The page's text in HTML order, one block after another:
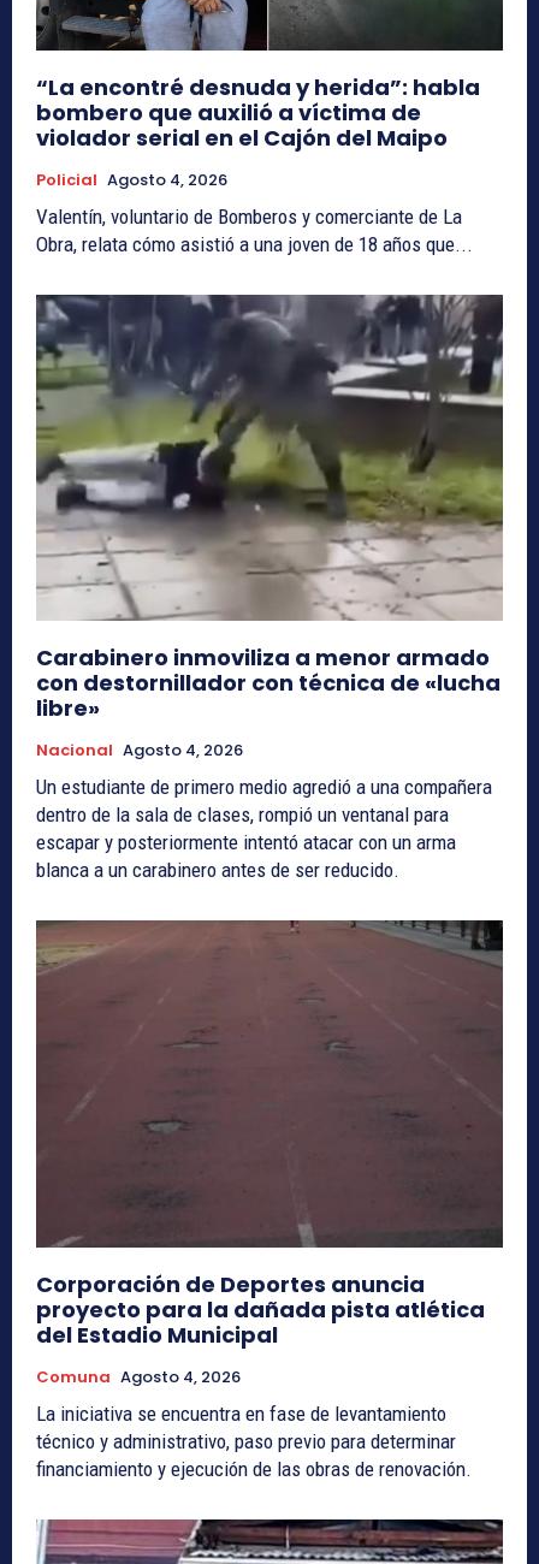
“La encontré desnuda y herida”: habla
bombero que auxilió a víctima de
violador serial en el Cajón del Maipo
Policial Agosto 4, 2026
Valentín, voluntario de Bomberos y comerciante de La
Obra, relata cómo asistió a una joven de 18 años que...
Carabinero inmoviliza a menor armado
con destornillador con técnica de «lucha
libre»
Nacional Agosto 4, 2026
Un estudiante de primero medio agredió a una compañera
dentro de la sala de clases, rompió un ventanal para
escapar y posteriormente intentó atacar con un arma
blanca a un carabinero antes de ser reducido.
Corporación de Deportes anuncia
proyecto para la dañada pista atlética
del Estadio Municipal
Comuna Agosto 4, 2026
La iniciativa se encuentra en fase de levantamiento
técnico y administrativo, paso previo para determinar
financiamiento y ejecución de las obras de renovación.